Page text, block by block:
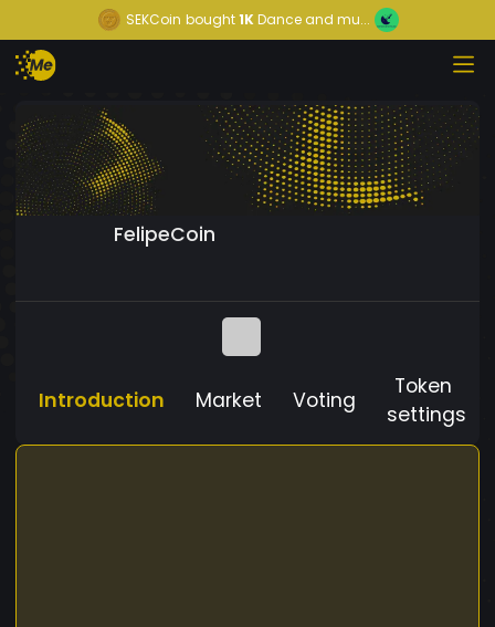
SEKCoin bought1KDance and mu...
FelipeCoin
Introduction Market Voting
Token
settings